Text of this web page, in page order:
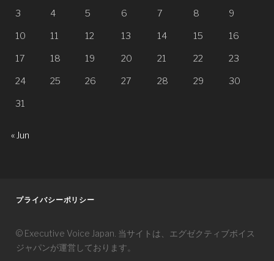
3 4 5 6 7 8 9
10 11 12 13 14 15 16
17 18 19 20 21 22 23
24 25 26 27 28 29 30
31
« Jun
プライバシーポリシー
© Executive Voice Japan. 当サイトは、エグゼクティブボイス
ジャパンが運営しております。